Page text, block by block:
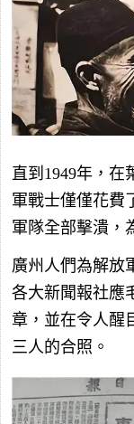
直到1949年，在
軍戰士僅僅花費
軍隊全部擊潰，
廣州人們為解放
各大新聞報社應
章，並在令人醒
三人的合照。